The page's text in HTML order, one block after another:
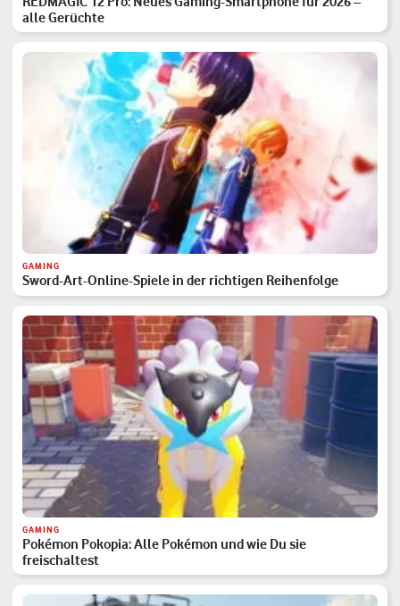
alle Gerüchte
GAMING
Sword-Art-Online-Spiele in der richtigen Reihenfolge
GAMING
Pokémon Pokopia: Alle Pokémon und wie Du sie
freischaltest